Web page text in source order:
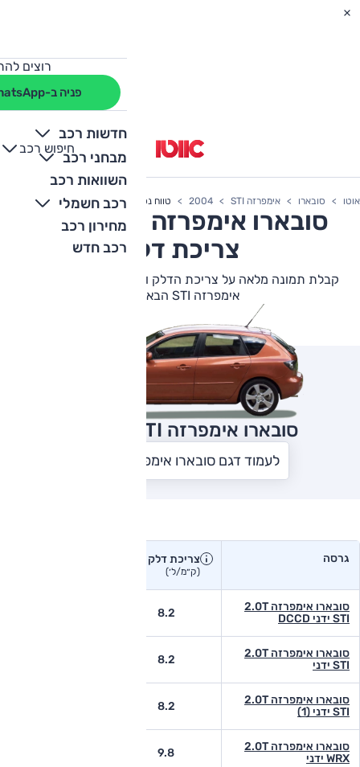
רוצים
פניה ב-WhatsApp
חדשות רכב
מבחני רכב
השוואות רכב
רכב חשמלי
מחירון רכב
רכב חדש
חיפוש רכב
+
-
אוטו סובארו אימפרזה STI 2004 טווח נסיעה
סובארו אימפרזה STI
2004
צריכת דלק
קבלת תמונה מלאה על צריכת הדלק וטווח הנסיעה של סובארו
אימפרזה STI הבא שלך
סובארו אימפרזה STI
לעמוד דגם סובארו אימפרזה STI
גרסה צריכת דלק יצרן
(ק״מ/ל׳)
סובארו אימפרזה 2.0T
STI ידני DCCD
8.2
סובארו אימפרזה 2.0T
STI ידני
8.2
סובארו אימפרזה 2.0T
STI ידני (1)
8.2
סובארו אימפרזה 2.0T
WRX ידני
9.8